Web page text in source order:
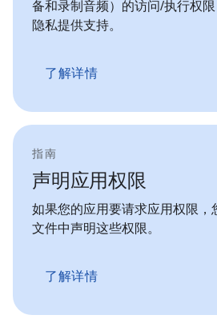
备和录制音频）的访问/执行权
隐私提供支持。
了解详情
指南
声明应用权限
如果您的应用要请求应用权限，
文件中声明这些权限。
了解详情